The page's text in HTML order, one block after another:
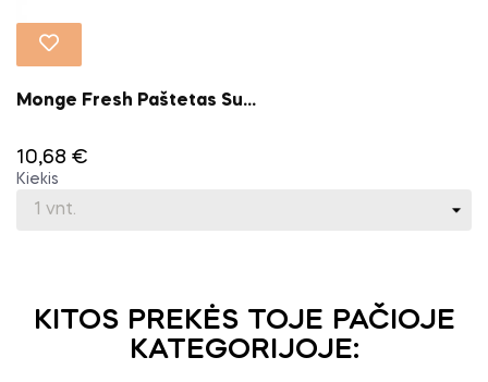
Monge Fresh Paštetas Su...
10,68 €
Kiekis
KITOS PREKĖS TOJE PAČIOJE
KATEGORIJOJE: